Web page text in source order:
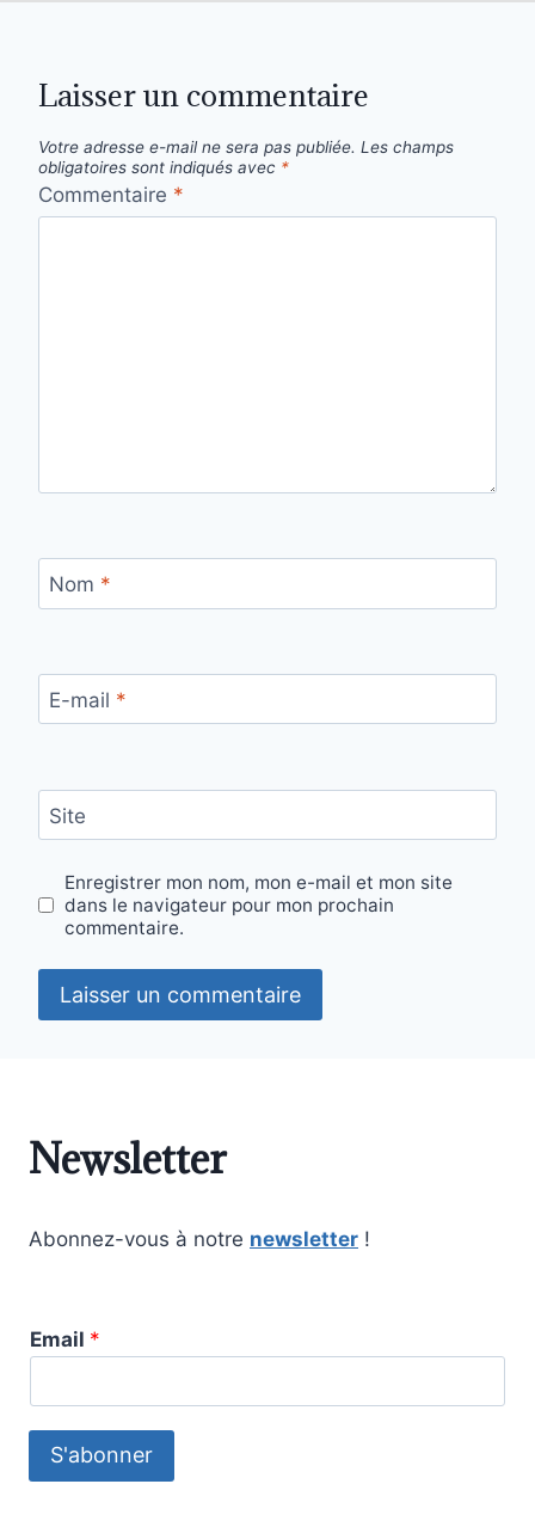
Laisser un commentaire
Votre adresse e-mail ne sera pas publiée. Les champs
obligatoires sont indiqués avec *
Commentaire *
Nom *
E-mail *
Site
Enregistrer mon nom, mon e-mail et mon site
dans le navigateur pour mon prochain
commentaire.
Newsletter
Abonnez-vous à notre newsletter !
Email *
S'abonner